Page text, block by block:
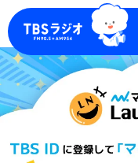
マイページ